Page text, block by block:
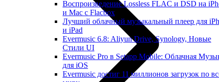
Воспроизведение Lossless FLAC и DSD на
и Mac с Flacbox
Лучший облачный музыкальный плеер для
и iPad
Evermusic 6.8: Aliyun Drive, Synology, Новые
Стили UI
Evermusic Pro в Setapp Mobile: Облачная
для iOS
Evermusic достиг 11 миллионов загрузок по